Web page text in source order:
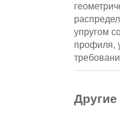
упругом
профиля,